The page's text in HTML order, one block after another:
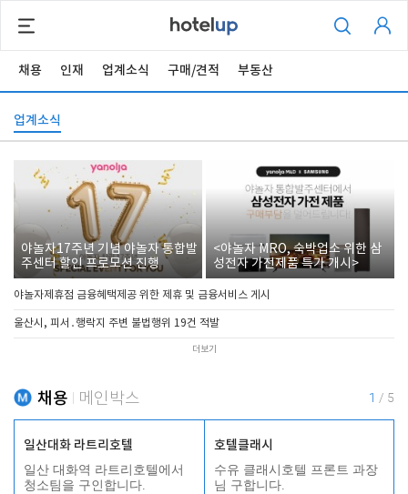
채용 인재 업계소식 구매/견적 부동산
업계소식
야놀자17주년 기념 야놀자 통합발
주센터 할인 프로모션 진행
<야놀자 MRO, 숙박업소 위한 삼
성전자 가전제품 특가 개시>
야놀자제휴점 금융혜택제공 위한 제휴 및 금융서비스 게시
울산시, 피서․행락지 주변 불법행위 19건 적발
더보기
채용 메인박스 1 / 5
일산대화 라트리호텔
일산 대화역 라트리호텔에서
청소팀을 구인합니다.
호텔클래시
수유 클래시호텔 프론트 과장
님 구합니다.